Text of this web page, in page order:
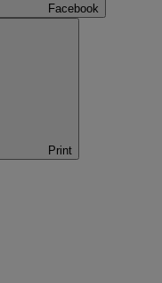
Facebook
Print